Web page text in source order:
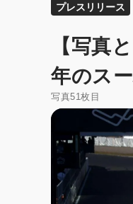
プレスリリース
【写真
年のス
写真51枚目